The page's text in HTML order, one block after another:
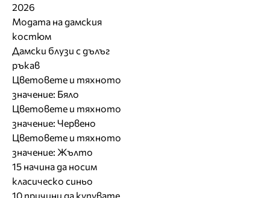
2026
Модата на дамския
костюм
Дамски блузи с дълъг
ръкав
Цветовете и тяхното
значение: Бяло
Цветовете и тяхното
значение: Червено
Цветовете и тяхното
значение: Жълто
15 начина да носим
класическо синьо
10 причини да купувате